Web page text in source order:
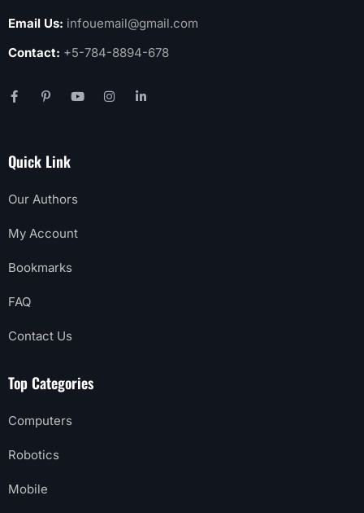
Email Us: infouemail@gmail.com
Contact: +5-784-8894-678
Quick Link
Our Authors
My Account
Bookmarks
FAQ
Contact Us
Top Categories
Computers
Robotics
Mobile